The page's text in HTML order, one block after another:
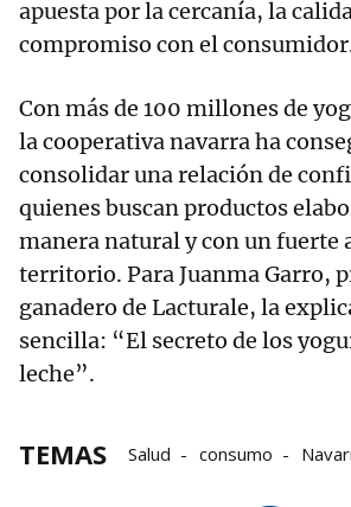
apuesta por la cercanía, la
compromiso con el
Con más de 100 millones de
la cooperativa navarra ha
consolidar una relación de
quienes buscan productos
manera natural y con un fuerte
territorio. Para Juanma Garro,
ganadero de Lacturale, la
sencilla: “El secreto de los
leche”.
TEMAS Salud consumo